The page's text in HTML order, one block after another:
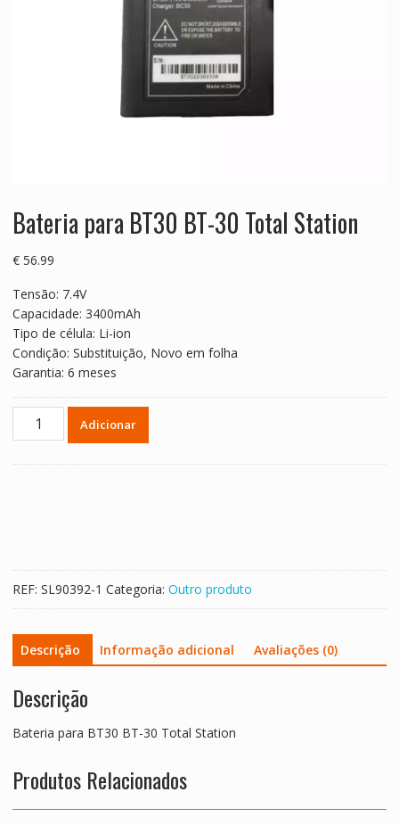
Bateria para BT30 BT-30 Total Station
€56.99
Tensão: 7.4V
Capacidade: 3400mAh
Tipo de célula: Li-ion
Condição: Substituição, Novo em folha
Garantia: 6 meses
Quantidade
Station
Adicionar
REF: SL90392-1 Categoria: Outro produto
Descrição Informação adicional Avaliações (0)
Descrição
Bateria para BT30 BT-30 Total Station
Produtos Relacionados